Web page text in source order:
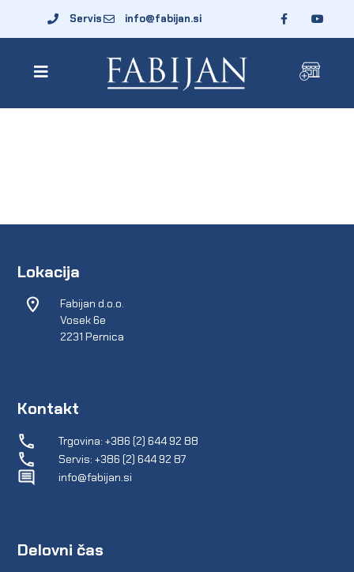
Servis info@fabijan.si
Lokacija
Fabijan d.o.o.
Vosek 6e
2231 Pernica
Kontakt
Trgovina: +386 (2) 644 92 88
Servis: +386 (2) 644 92 87
info@fabijan.si
Delovni čas